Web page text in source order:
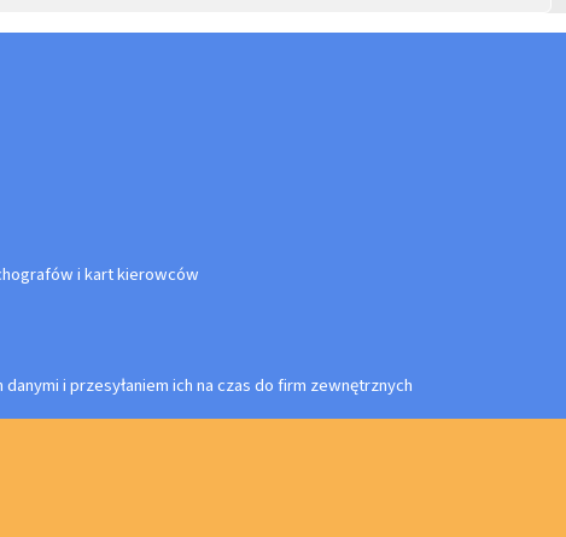
i kart kierowców
i przesyłaniem ich na czas do firm zewnętrznych